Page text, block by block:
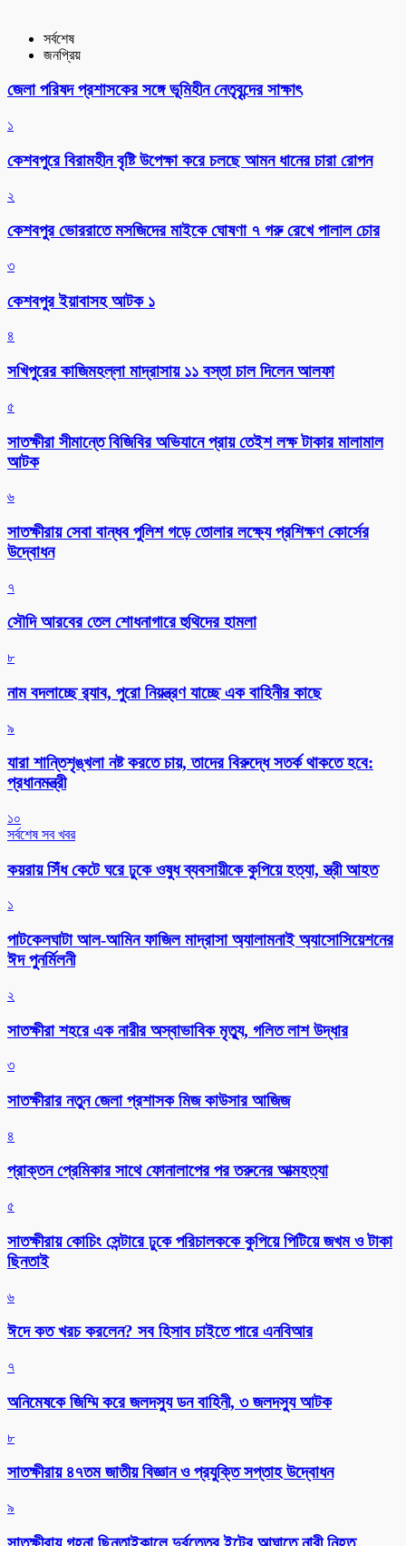
সর্বশেষ
জনপ্রিয়
জেলা পরিষদ প্রশাসকের সঙ্গে ভূমিহীন নেতৃবৃন্দের সাক্ষাৎ
১
কেশবপুরে বিরামহীন বৃষ্টি উপেক্ষা করে চলছে আমন ধানের চারা রোপন
২
কেশবপুর ভোররাতে মসজিদের মাইকে ঘোষণা ৭ গরু রেখে পালাল চোর
৩
কেশবপুর ইয়াবাসহ আটক ১
৪
সখিপুরের কাজিমহল্লা মাদ্রাসায় ১১ বস্তা চাল দিলেন আলফা
৫
সাতক্ষীরা সীমান্তে বিজিবির অভিযানে প্রায় তেইশ লক্ষ টাকার মালামাল
আটক
৬
সাতক্ষীরায় সেবা বান্ধব পুলিশ গড়ে তোলার লক্ষ্যে প্রশিক্ষণ কোর্সের
উদ্বোধন
৭
সৌদি আরবের তেল শোধনাগারে হুথিদের হামলা
৮
নাম বদলাচ্ছে র‌্যাব, পুরো নিয়ন্ত্রণ যাচ্ছে এক বাহিনীর কাছে
৯
যারা শান্তিশৃঙ্খলা নষ্ট করতে চায়, তাদের বিরুদ্ধে সতর্ক থাকতে হবে:
প্রধানমন্ত্রী
১০
সর্বশেষ সব খবর
কয়রায় সিঁধ কেটে ঘরে ঢুকে ওষুধ ব্যবসায়ীকে কুপিয়ে হত্যা, স্ত্রী আহত
১
পাটকেলঘাটা আল-আমিন ফাজিল মাদ্রাসা অ্যালামনাই অ্যাসোসিয়েশনের
ঈদ পুনর্মিলনী
২
সাতক্ষীরা শহরে এক নারীর অস্বাভাবিক মৃত্যু, গলিত লাশ উদ্ধার
৩
সাতক্ষীরার নতুন জেলা প্রশাসক মিজ কাউসার আজিজ
৪
প্রাক্তন প্রেমিকার সাথে ফোনালাপের পর তরুনের আত্মহত্যা
৫
সাতক্ষীরায় কোচিং সেন্টারে ঢুকে পরিচালককে কুপিয়ে পিটিয়ে জখম ও টাকা
ছিনতাই
৬
ঈদে কত খরচ করলেন? সব হিসাব চাইতে পারে এনবিআর
৭
অনিমেষকে জিম্মি করে জলদস্যু ডন বাহিনী, ৩ জলদস্যু আটক
৮
সাতক্ষীরায় ৪৭তম জাতীয় বিজ্ঞান ও প্রযুক্তি সপ্তাহ উদ্বোধন
৯